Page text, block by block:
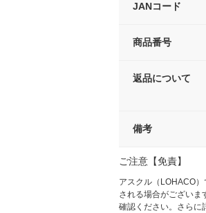
JANコード
商品番号
返品について
備考
ご注意【免責】
アスクル（LOHACO
される場合がございま
確認ください。さらに